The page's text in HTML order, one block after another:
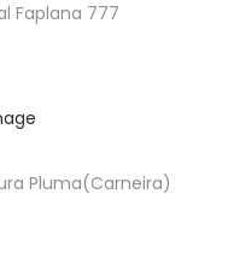
Faplana 777
Pluma(Carneira)